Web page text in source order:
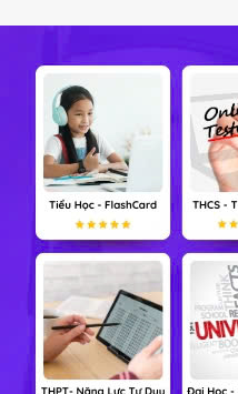
gốc động vật của loài
loài người, người hiện